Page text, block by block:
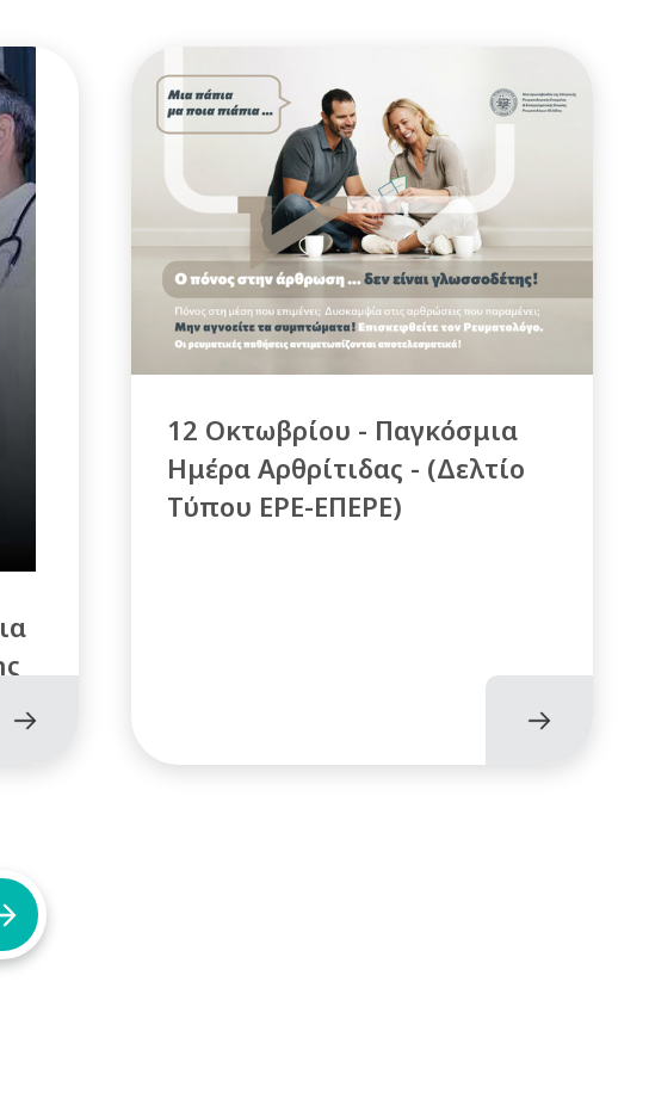
12 Οκτωβρίου - Παγκόσμια
Ημέρα Αρθρίτιδας - (Δελτίο
Τύπου ΕΡΕ-ΕΠΕΡΕ)